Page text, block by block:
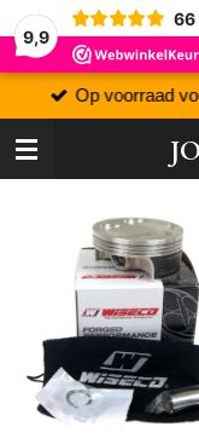
9,9
66
Op voorraad